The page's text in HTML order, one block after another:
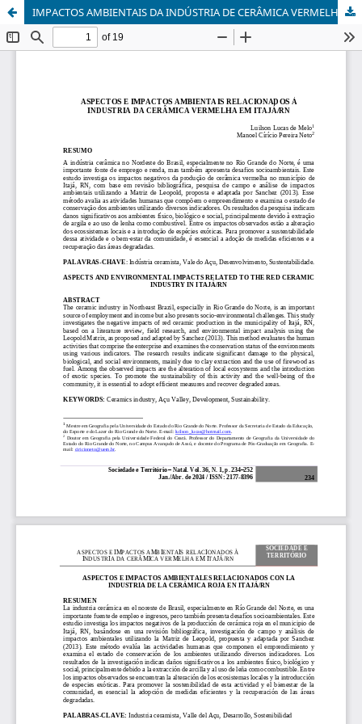
IMPACTOS AMBIENTAIS DA INDÚSTRIA DE CERÂMICA VERMELHA NO MUNICÍPIO DE ITAJÁ/RN